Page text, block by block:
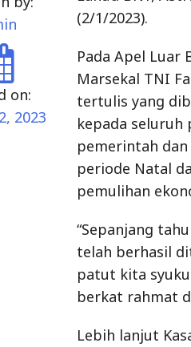
on:
2023
(2/1/2023).
Pada Apel Luar
Marsekal TNI
tertulis yang
kepada
pemerintah
periode Natal
pemulihan
“Sepanjang
telah berhasil
patut kita
berkat rahmat
Lebih lanjut